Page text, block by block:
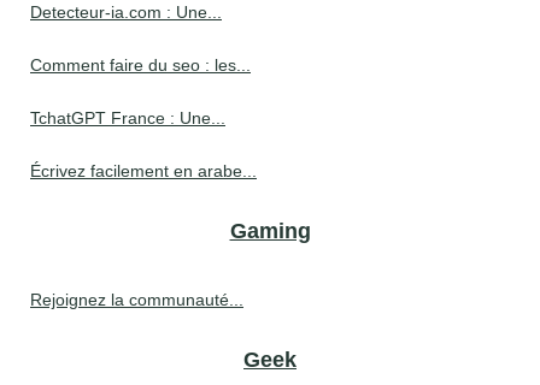
Detecteur-ia.com : Une...
Comment faire du seo : les...
TchatGPT France : Une...
Écrivez facilement en arabe...
Gaming
Rejoignez la communauté...
Geek